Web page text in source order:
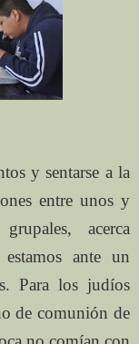
y sentarse a la
entre unos y
acerca
ante un
Para los judíos
de comunión de